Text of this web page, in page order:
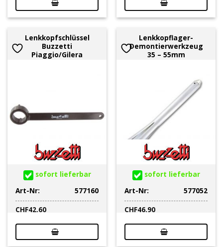
Lenkkopfschlüssel
Buzzetti
Piaggio/Gilera
sofort lieferbar
Art-Nr:
577160
CHF42.60
Lenkkopflager-
Demontierwerkzeug
35 – 55mm
sofort lieferbar
Art-Nr:
577052
CHF46.90